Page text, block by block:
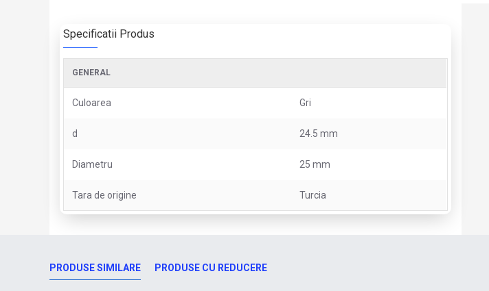
Specificatii Produs
GENERAL
Culoarea Gri
d 24.5 mm
Diametru 25 mm
Tara de origine Turcia
PRODUSE SIMILARE PRODUSE CU REDUCERE